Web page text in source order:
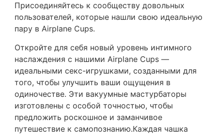
Присоединяйтесь к сообществу довольных
пользователей, которые нашли свою идеальную
пару в Airplane Cups.
Откройте для себя новый уровень интимного
наслаждения с нашими Airplane Cups —
идеальными секс-игрушками, созданными для
того, чтобы улучшить ваши ощущения в
одиночестве. Эти вакуумные мастурбаторы
изготовлены с особой точностью, чтобы
предложить роскошное и заманчивое
путешествие к самопознанию.Каждая чашка